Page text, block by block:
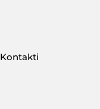
Kontakti